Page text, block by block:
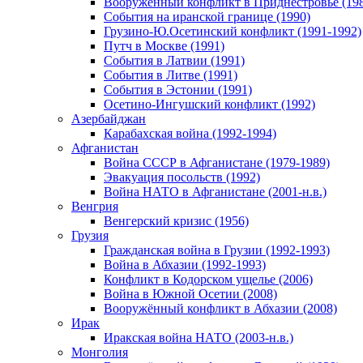
События на иранской границе (1990)
Грузино-Ю.Осетинский конфликт (1991-1992)
Путч в Москве (1991)
События в Латвии (1991)
События в Литве (1991)
События в Эстонии (1991)
Осетино-Ингушский конфликт (1992)
Азербайджан
Карабахская война (1992-1994)
Афганистан
Война СССР в Афганистане (1979-1989)
Эвакуация посольств (1992)
Война НАТО в Афганистане (2001-н.в.)
Венгрия
Венгерский кризис (1956)
Грузия
Гражданская война в Грузии (1992-1993)
Война в Абхазии (1992-1993)
Конфликт в Кодорском ущелье (2006)
Война в Южной Осетии (2008)
Вооружённый конфликт в Абхазии (2008)
Ирак
Иракская война НАТО (2003-н.в.)
Монголия